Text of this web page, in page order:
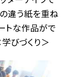
違う紙を重ね
トな作品がで
学びづくり＞